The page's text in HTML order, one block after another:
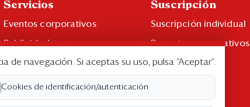
Servicios
Eventos corporativos
Publicidad
Contáctenos
Libro de reclamaciones
Suscripción
Suscripción individual
Paquetes corporativos
Edición Impresa
navegación. Si aceptas su uso, pulsa “Aceptar”.
Cookies de identificación/autenticación